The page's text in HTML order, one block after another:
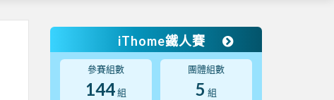
iThome鐵人賽
參賽組數
144組
團體組數
5 組